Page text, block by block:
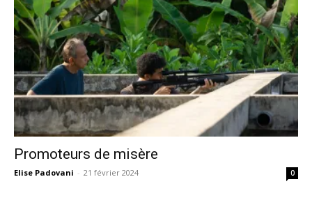
Promoteurs de misère
Elise Padovani - 21 février 2024 0